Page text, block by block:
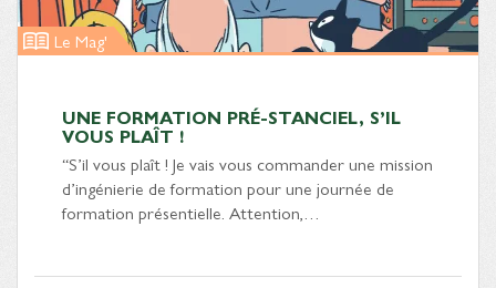
Le Mag'
UNE FORMATION PRÉ-STANCIEL, S’IL
VOUS PLAÎT !
“S’il vous plaît ! Je vais vous commander une mission
d’ingénierie de formation pour une journée de
formation présentielle. Attention,…